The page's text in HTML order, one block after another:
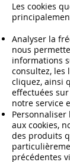
Les cookies
Analyser la
nous
informations
consultez, les
cliquez, ainsi
effectuées
notre service
Personnaliser
aux cookies,
des produits
précédentes